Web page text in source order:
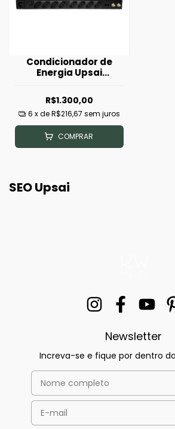
Condicionador de
Energia Upsai
R$1.300,00
6 x deR$216,67 sem juros
COMPRAR
SEO Upsai
Newsletter
Increva-se e fique por dentro